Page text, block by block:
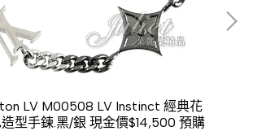
LV M00508 LV Instinct 經典花
型手鍊.黑/銀 現金價$14,500 預購